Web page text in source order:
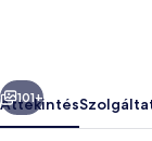
Következő
101+
Áttekintés